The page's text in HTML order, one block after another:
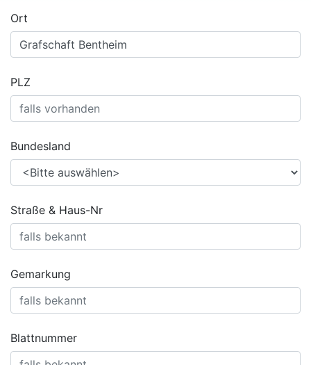
Ort
PLZ
Bundesland
Straße & Haus-Nr
Gemarkung
Blattnummer